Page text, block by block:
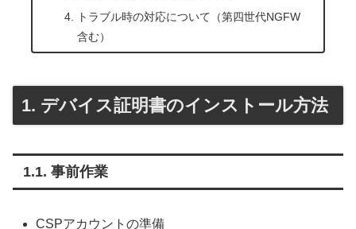
トラブル時の対応について（第四世代NGFW
含む）
デバイス証明書のインストール方法
事前作業
CSPアカウントの準備